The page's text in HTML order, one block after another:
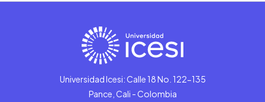
Universidad Icesi: Calle 18 No. 122-135
Pance, Cali - Colombia